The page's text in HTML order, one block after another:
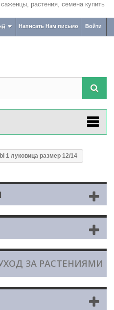
Войти
Написать Нам письмо
1 луковица размер 12/14
ЗА РАСТЕНИЯМИ